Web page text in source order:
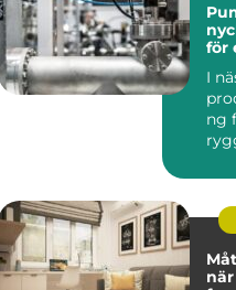
för
I
ng